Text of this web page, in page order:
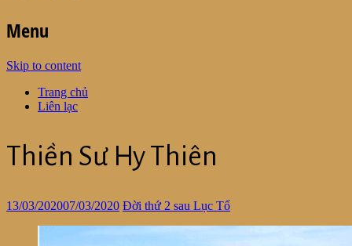
Menu
Skip to content
Trang chủ
Liên lạc
Thiền Sư Hy Thiên
13/03/202007/03/2020 Đời thứ 2 sau Lục Tổ